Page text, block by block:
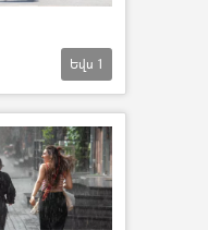
Եվս 1